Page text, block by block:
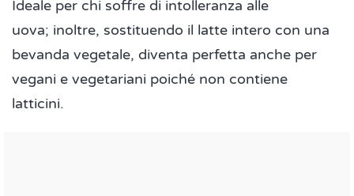
Ideale per chi soffre di intolleranza alle
uova; inoltre, sostituendo il latte intero con una
bevanda vegetale, diventa perfetta anche per
vegani e vegetariani poiché non contiene
latticini.